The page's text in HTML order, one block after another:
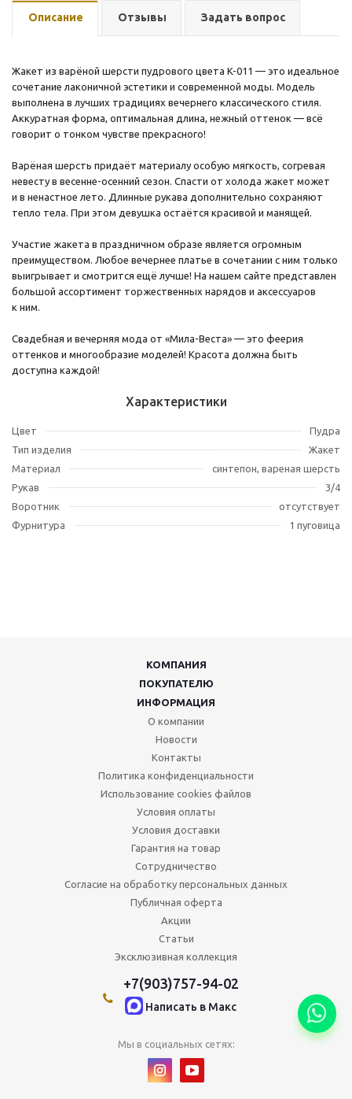
Описание Отзывы Задать вопрос
Жакет из варёной шерсти пудрового цвета K-011 — это идеальное
сочетание лаконичной эстетики и современной моды. Модель
выполнена в лучших традициях вечернего классического стиля.
Аккуратная форма, оптимальная длина, нежный оттенок — всё
говорит о тонком чувстве прекрасного!
Варёная шерсть придаёт материалу особую мягкость, согревая
невесту в весенне-осенний сезон. Спасти от холода жакет может
и в ненастное лето. Длинные рукава дополнительно сохраняют
тепло тела. При этом девушка остаётся красивой и манящей.
Участие жакета в праздничном образе является огромным
преимуществом. Любое вечернее платье в сочетании с ним только
выигрывает и смотрится ещё лучше! На нашем сайте представлен
большой ассортимент торжественных нарядов и аксессуаров
к ним.
Свадебная и вечерняя мода от «Мила-Веста» — это феерия
оттенков и многообразие моделей! Красота должна быть
доступна каждой!
Характеристики
Цвет
Пудра
Тип изделия
Жакет
Материал
синтепон, вареная шерсть
Рукав
3/4
Воротник
отсутствует
Фурнитура
1 пуговица
КОМПАНИЯ
ПОКУПАТЕЛЮ
ИНФОРМАЦИЯ
О компании
Новости
Контакты
Политика конфиденциальности
Использование cookies файлов
Условия оплаты
Условия доставки
Гарантия на товар
Сотрудничество
Согласие на обработку персональных данных
Публичная оферта
Акции
Статьи
Эксклюзивная коллекция
+7(903)757-94-02
Написать в Maкс
Мы в социальных сетях: